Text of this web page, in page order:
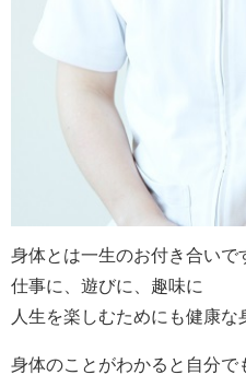
身体とは一生のお付き合いで
仕事に、遊びに、趣味に
人生を楽しむためにも健康な
身体のことがわかると自分で